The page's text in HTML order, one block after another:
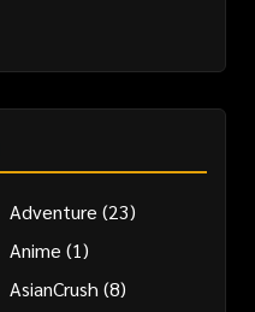
Adventure (23)
Anime (1)
AsianCrush (8)